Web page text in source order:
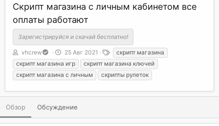
Скрипт магазина с личным кабинетом все
оплаты работают
Зарегистрируйся и скачай бесплатно!
А
в
т
о
vhcrew
Д
а
т
а
о
а
25 Авг 2021
Т
е
г
и
скрипт магазина
скрипт магазина игр
скрипт магазина ключей
скрипт магазина с личным
скрипты рулеток
Обзор Обсуждение